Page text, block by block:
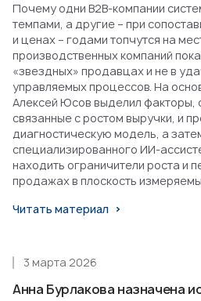
Почему одни B2B-компании
темпами, а другие – при
и ценах – годами топчутся на
производственных компаний
«звездных» продавцах и не в
управляемых процессов. На
Алексей Юсов выделил факторы,
связанные с ростом выручки, и
диагностическую модель, а
специализированного ИИ-
находить ограничители роста и
продажах в плоскость
Читать материал
Анна Бурлакова назначена
3 марта 2026